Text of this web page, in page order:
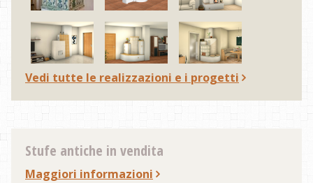
Vedi tutte le realizzazioni e i progetti
Stufe antiche in vendita
Maggiori informazioni